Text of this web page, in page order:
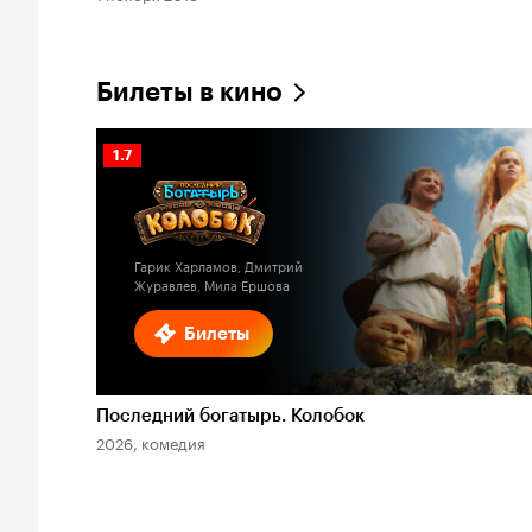
Билеты в кино
Билеты
Рейтинг
Кинопоиска
1.7
Гарик Харламов, Дмитрий
Журавлев, Мила Ершова
Последний богатырь. Колобок
2026, комедия